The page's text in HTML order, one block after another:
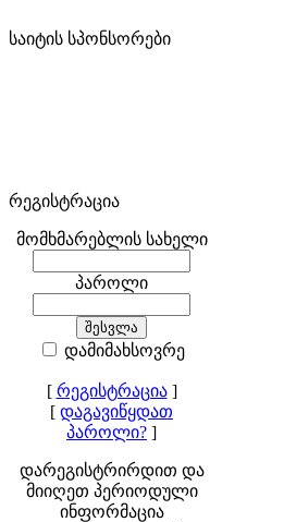
საიტის სპონსორები
რეგისტრაცია
მომხმარებლის სახელი
პაროლი
დამიმახსოვრე
[ რეგისტრაცია]
[ დაგავიწყდათ
პაროლი? ]
დარეგისტრირდით და
მიიღეთ პერიოდული
ინფორმაცია